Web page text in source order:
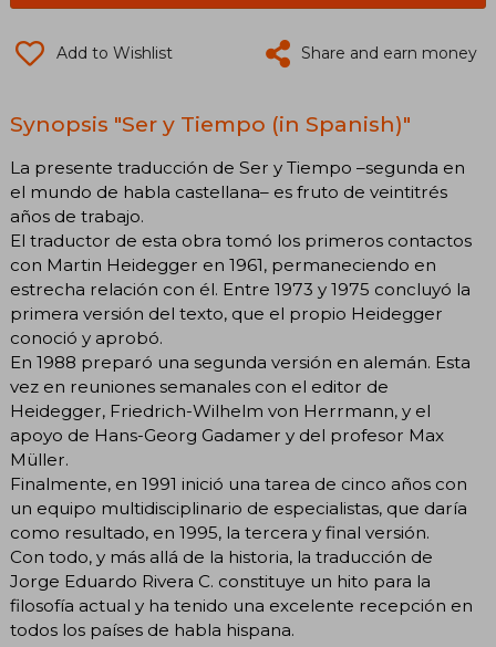
Add to Wishlist Share and earn money
Synopsis "Ser y Tiempo (in Spanish)"
La presente traducción de Ser y Tiempo –segunda en
el mundo de habla castellana– es fruto de veintitrés
años de trabajo.
El traductor de esta obra tomó los primeros contactos
con Martin Heidegger en 1961, permaneciendo en
estrecha relación con él. Entre 1973 y 1975 concluyó la
primera versión del texto, que el propio Heidegger
conoció y aprobó.
En 1988 preparó una segunda versión en alemán. Esta
vez en reuniones semanales con el editor de
Heidegger, Friedrich-Wilhelm von Herrmann, y el
apoyo de Hans-Georg Gadamer y del profesor Max
Müller.
Finalmente, en 1991 inició una tarea de cinco años con
un equipo multidisciplinario de especialistas, que daría
como resultado, en 1995, la tercera y final versión.
Con todo, y más allá de la historia, la traducción de
Jorge Eduardo Rivera C. constituye un hito para la
filosofía actual y ha tenido una excelente recepción en
todos los países de habla hispana.